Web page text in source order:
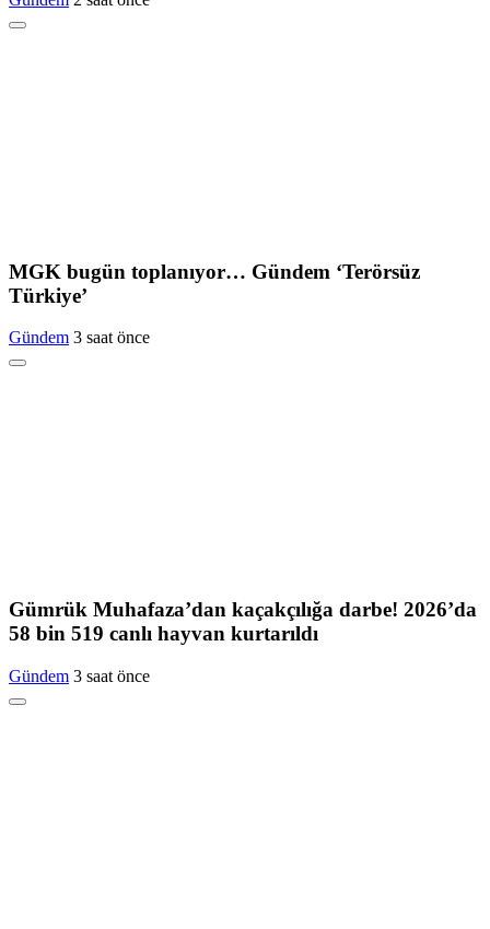
MGK bugün toplanıyor… Gündem ‘Terörsüz
Türkiye’
Gündem 3 saat önce
Gümrük Muhafaza’dan kaçakçılığa darbe! 2026’da
58 bin 519 canlı hayvan kurtarıldı
Gündem 3 saat önce